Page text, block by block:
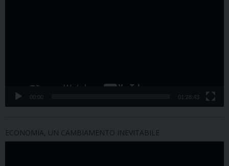
00:00 01:28:43
ECONOMIA, UN CAMBIAMENTO INEVITABILE